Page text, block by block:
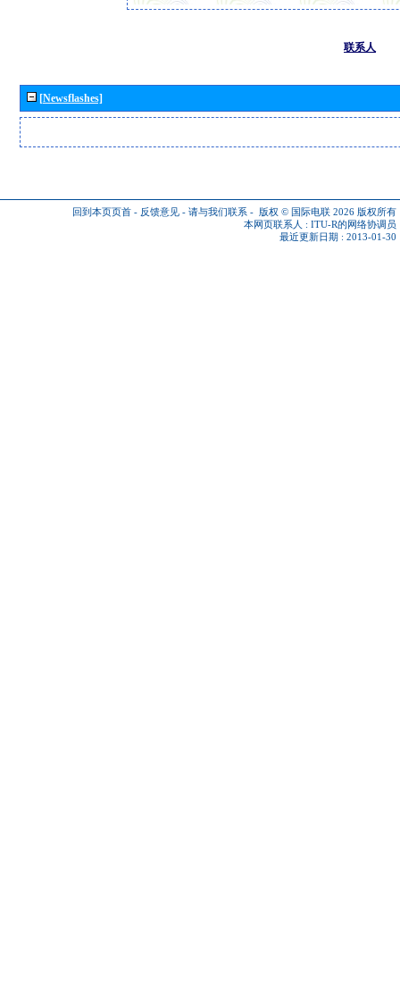
联系人
[Newsflashes]
回到本页页首 - 反馈意见 - 请与我们联系 - 版权 © 国际电联 2026 版权所有
本网页联系人 : ITU-R的网络协调员
最近更新日期 : 2013-01-30